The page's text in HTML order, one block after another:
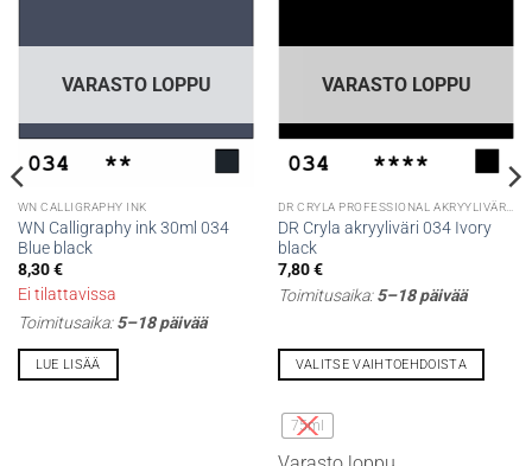
VARASTO LOPPU
WN CALLIGRAPHY INK
WN Calligraphy ink 30ml 034
Blue black
8,30€
Ei tilattavissa
Toimitusaika:5–18 päivää
LUE LISÄÄ
VARASTO LOPPU
DR Cryla akryyliväri 034 Ivory
black
7,80€
Toimitusaika:5–18 päivää
VALITSE VAIHTOEHDOISTA
tuotteella
on
75ml